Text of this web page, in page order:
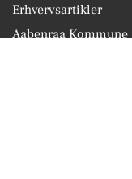
Erhvervsartikler
Aabenraa Kommune